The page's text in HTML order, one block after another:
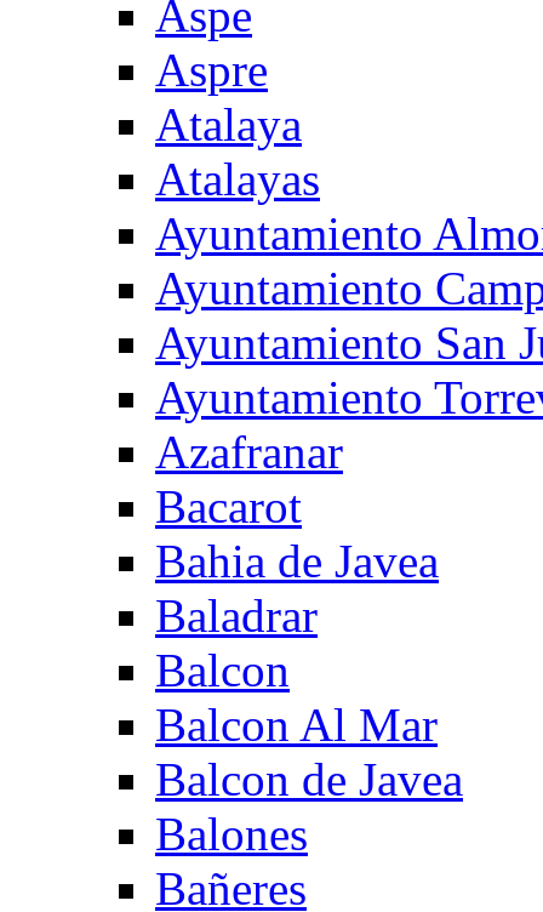
Aspe
Aspre
Atalaya
Atalayas
Ayuntamiento
Ayuntamiento
Ayuntamiento San
Ayuntamiento
Azafranar
Bacarot
Bahia de Javea
Baladrar
Balcon
Balcon Al Mar
Balcon de Javea
Balones
Bañeres